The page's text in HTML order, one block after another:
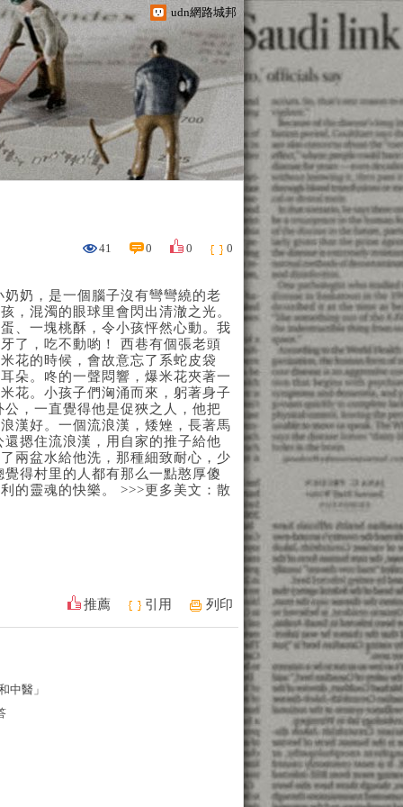
udn網路城邦
41 0 0 0
奶，是一個腦子沒有彎彎繞的老
，混濁的眼球里會閃出清澈之光。
、一塊桃酥，令小孩怦然心動。我
了，吃不動喲！ 西巷有個張老頭
花的時候，會故意忘了系蛇皮袋
朵。咚的一聲悶響，爆米花夾著一
花。小孩子們洶涌而來，躬著身子
，一直覺得他是促狹之人，他把
漢好。一個流浪漢，矮矬，長著馬
摁住流浪漢，用自家的推子給他
兩盆水給他洗，那種細致耐心，少
得村里的人都有那么一點憨厚傻
的靈魂的快樂。 >>>更多美文：散
推薦 引用 列印
中醫」